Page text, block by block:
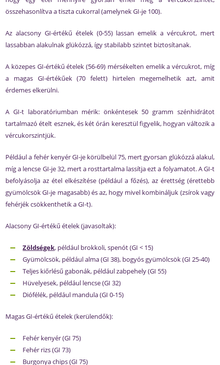
összehasonlítva a tiszta cukorral (amelynek GI-je 100).
Az alacsony GI-értékű ételek (0-55) lassan emelik a vércukrot, mert
lassabban alakulnak glükózzá, így stabilabb szintet biztosítanak.
A közepes GI-értékű ételek (56-69) mérsékelten emelik a vércukrot, míg
a magas GI-értékűek (70 felett) hirtelen megemelhetik azt, amit
érdemes elkerülni.
A GI-t laboratóriumban mérik: önkéntesek 50 gramm szénhidrátot
tartalmazó ételt esznek, és két órán keresztül figyelik, hogyan változik a
vércukorszintjük.
Például a fehér kenyér GI-je körülbelül 75, mert gyorsan glükózzá alakul,
míg a lencse GI-je 32, mert a rosttartalma lassítja ezt a folyamatot. A GI-t
befolyásolja az étel elkészítése (például a főzés), az érettség (érettebb
gyümölcsök GI-je magasabb) és az, hogy mivel kombináljuk (zsírok vagy
fehérjék csökkenthetik a GI-t).
Alacsony GI-értékű ételek (javasoltak):
Zöldségek, például brokkoli, spenót (GI < 15)
Gyümölcsök, például alma (GI 38), bogyós gyümölcsök (GI 25-40)
Teljes kiőrlésű gabonák, például zabpehely (GI 55)
Hüvelyesek, például lencse (GI 32)
Diófélék, például mandula (GI 0-15)
Magas GI-értékű ételek (kerülendők):
Fehér kenyér (GI 75)
Fehér rizs (GI 73)
Burgonya chips (GI 75)